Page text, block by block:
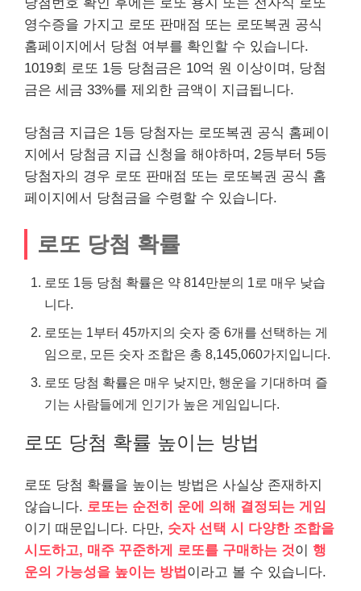
영수증을 가지고 로또 판매점 또는 로또복권 공식
홈페이지에서 당첨 여부를 확인할 수 있습니다.
1019회 로또 1등 당첨금은 10억 원 이상이며, 당첨
금은 세금 33%를 제외한 금액이 지급됩니다.
당첨금 지급은 1등 당첨자는 로또복권 공식 홈페이
지에서 당첨금 지급 신청을 해야하며, 2등부터 5등
당첨자의 경우 로또 판매점 또는 로또복권 공식 홈
페이지에서 당첨금을 수령할 수 있습니다.
로또 당첨 확률
로또 1등 당첨 확률은 약 814만분의 1로 매우 낮습
니다.
로또는 1부터 45까지의 숫자 중 6개를 선택하는 게
임으로, 모든 숫자 조합은 총 8,145,060가지입니다.
로또 당첨 확률은 매우 낮지만, 행운을 기대하며 즐
기는 사람들에게 인기가 높은 게임입니다.
로또 당첨 확률 높이는 방법
로또 당첨 확률을 높이는 방법은 사실상 존재하지
않습니다. 로또는 순전히 운에 의해 결정되는 게임
이기 때문입니다. 다만, 숫자 선택 시 다양한 조합을
시도하고, 매주 꾸준하게 로또를 구매하는 것이 행
운의 가능성을 높이는 방법 이라고 볼 수 있습니다.